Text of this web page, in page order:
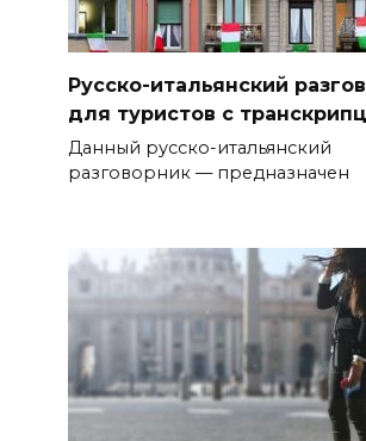
Русско-итальянский
для туристов с
Данный русско-итальянский
разговорник — предназначен